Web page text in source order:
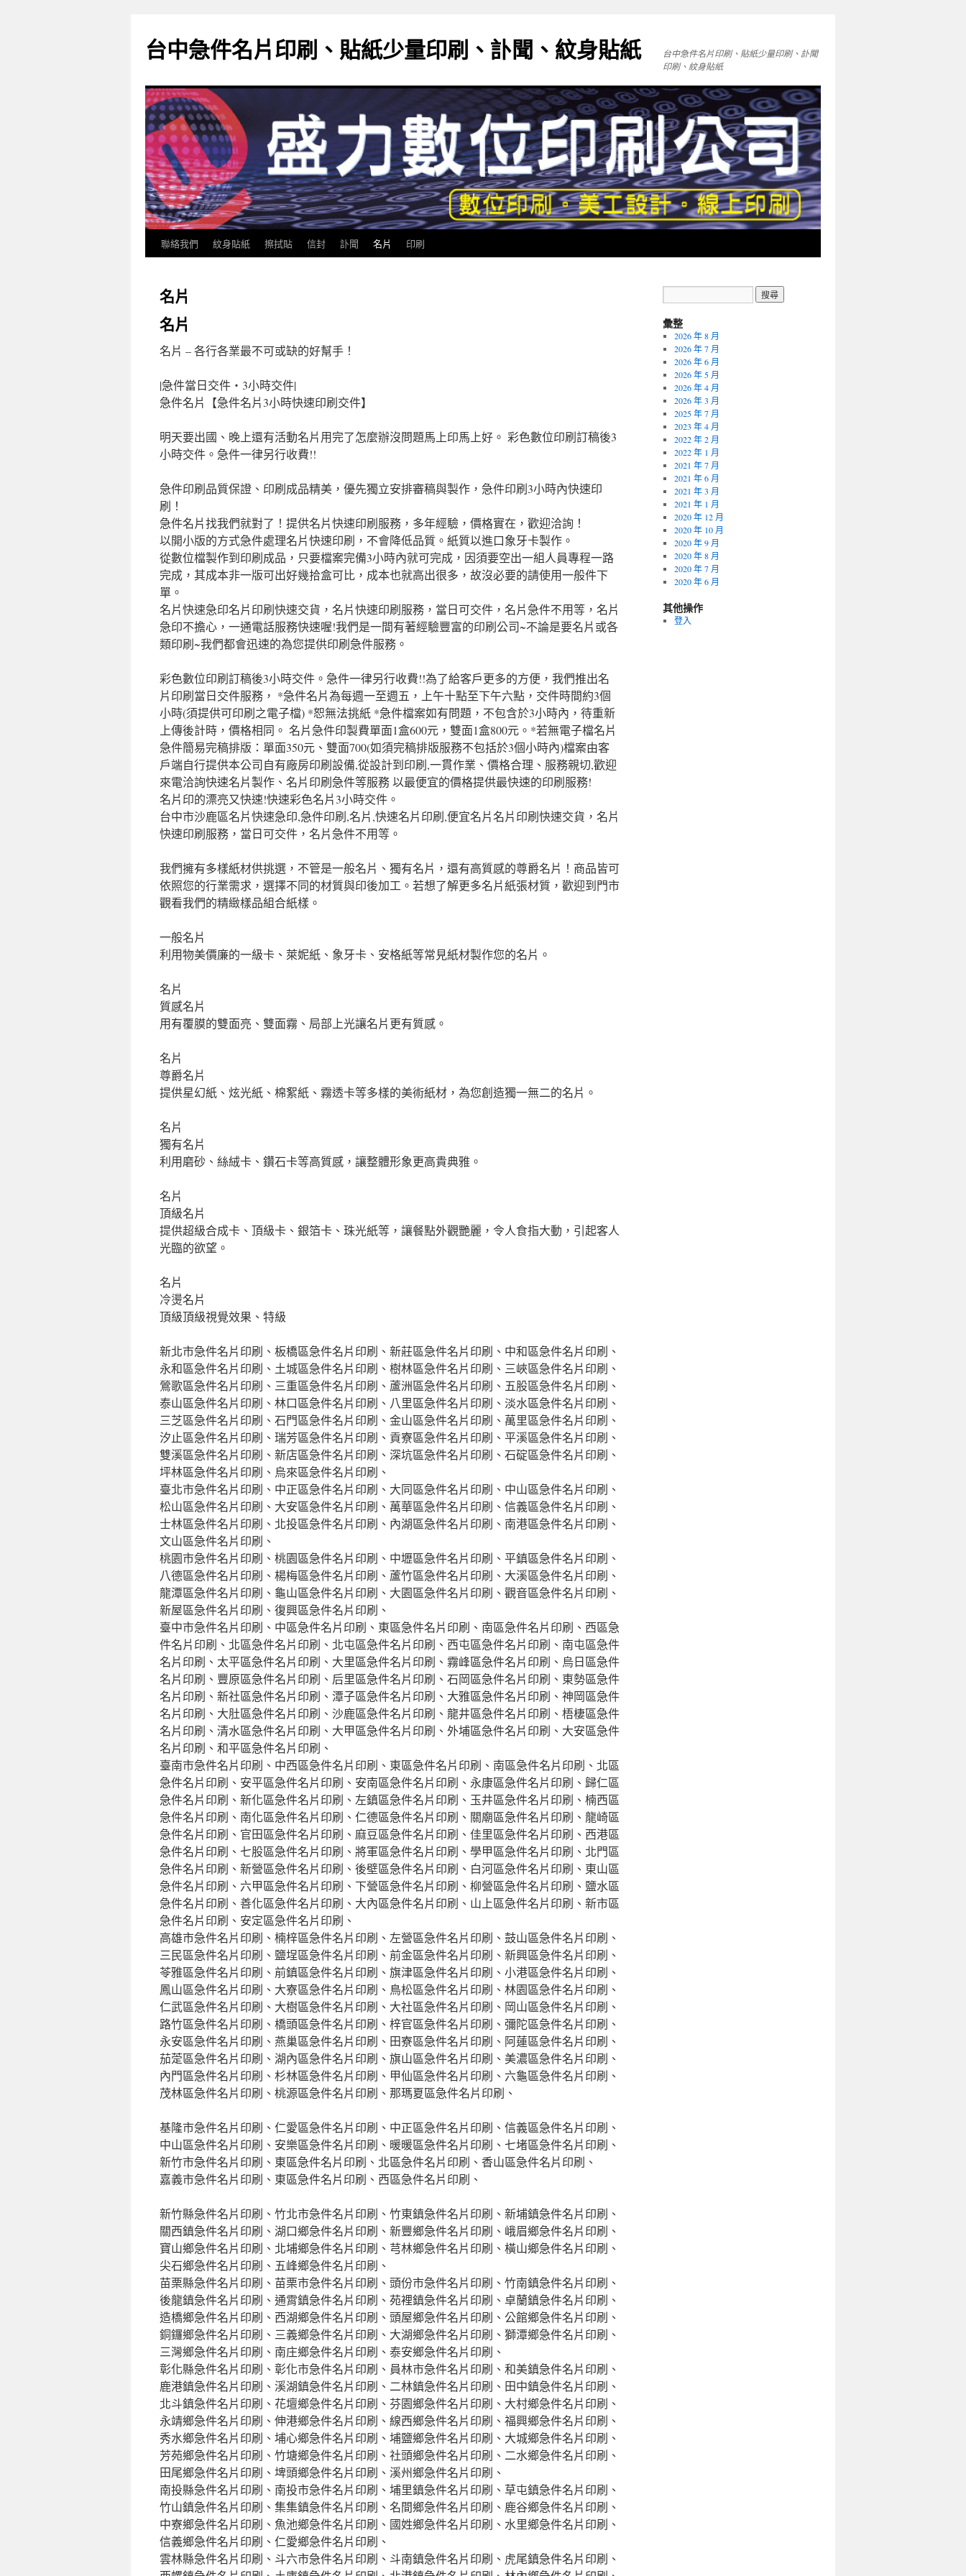
主
要
容
台中急件名片印刷、貼紙少量印刷、訃聞、紋身貼紙
台中急件名片印刷、貼紙少量印刷、訃聞
印刷、紋身貼紙
聯絡我們 紋身貼紙 擦拭貼 信封 訃聞 名片 印刷
名片
名片
名片 – 各行各業最不可或缺的好幫手！
|急件當日交件‧3小時交件|
急件名片【急件名片3小時快速印刷交件】
明天要出國、晚上還有活動名片用完了怎麼辦沒問題馬上印馬上好。 彩色數位印刷訂稿後3
小時交件。急件一律另行收費!!
急件印刷品質保證、印刷成品精美，優先獨立安排審稿與製作，急件印刷3小時內快速印
刷！
急件名片找我們就對了！提供名片快速印刷服務，多年經驗，價格實在，歡迎洽詢！
以開小版的方式急件處理名片快速印刷，不會降低品質。紙質以進口象牙卡製作。
從數位檔製作到印刷成品，只要檔案完備3小時內就可完成，因須要空出一組人員專程一路
完成，其成本非一版可出好幾拾盒可比，成本也就高出很多，故沒必要的請使用一般件下
單。
名片快速急印名片印刷快速交貨，名片快速印刷服務，當日可交件，名片急件不用等，名片
急印不擔心，一通電話服務快速喔!我們是一間有著經驗豐富的印刷公司~不論是要名片或各
類印刷~我們都會迅速的為您提供印刷急件服務。
彩色數位印刷訂稿後3小時交件。急件一律另行收費!!為了給客戶更多的方便，我們推出名
片印刷當日交件服務， *急件名片為每週一至週五，上午十點至下午六點，交件時間約3個
小時(須提供可印刷之電子檔) *恕無法挑紙 *急件檔案如有問題，不包含於3小時內，待重新
上傳後計時，價格相同。 名片急件印製費單面1盒600元，雙面1盒800元。*若無電子檔名片
急件簡易完稿排版：單面350元、雙面700(如須完稿排版服務不包括於3個小時內)檔案由客
戶端自行提供本公司自有廠房印刷設備,從設計到印刷,一貫作業、價格合理、服務親切,歡迎
來電洽詢快速名片製作、名片印刷急件等服務 以最便宜的價格提供最快速的印刷服務!
名片印的漂亮又快速!快速彩色名片3小時交件。
台中市沙鹿區名片快速急印,急件印刷,名片,快速名片印刷,便宜名片名片印刷快速交貨，名片
快速印刷服務，當日可交件，名片急件不用等。
我們擁有多樣紙材供挑選，不管是一般名片、獨有名片，還有高質感的尊爵名片！商品皆可
依照您的行業需求，選擇不同的材質與印後加工。若想了解更多名片紙張材質，歡迎到門市
觀看我們的精緻樣品組合紙樣。
一般名片
利用物美價廉的一級卡、萊妮紙、象牙卡、安格紙等常見紙材製作您的名片。
名片
質感名片
用有覆膜的雙面亮、雙面霧、局部上光讓名片更有質感。
名片
尊爵名片
提供星幻紙、炫光紙、棉絮紙、霧透卡等多樣的美術紙材，為您創造獨一無二的名片。
名片
獨有名片
利用磨砂、絲絨卡、鑽石卡等高質感，讓整體形象更高貴典雅。
名片
頂級名片
提供超級合成卡、頂級卡、銀箔卡、珠光紙等，讓餐點外觀艷麗，令人食指大動，引起客人
光臨的欲望。
名片
冷燙名片
頂級頂級視覺效果、特級
新北市急件名片印刷、板橋區急件名片印刷、新莊區急件名片印刷、中和區急件名片印刷、
永和區急件名片印刷、土城區急件名片印刷、樹林區急件名片印刷、三峽區急件名片印刷、
鶯歌區急件名片印刷、三重區急件名片印刷、蘆洲區急件名片印刷、五股區急件名片印刷、
泰山區急件名片印刷、林口區急件名片印刷、八里區急件名片印刷、淡水區急件名片印刷、
三芝區急件名片印刷、石門區急件名片印刷、金山區急件名片印刷、萬里區急件名片印刷、
汐止區急件名片印刷、瑞芳區急件名片印刷、貢寮區急件名片印刷、平溪區急件名片印刷、
雙溪區急件名片印刷、新店區急件名片印刷、深坑區急件名片印刷、石碇區急件名片印刷、
坪林區急件名片印刷、烏來區急件名片印刷、
臺北市急件名片印刷、中正區急件名片印刷、大同區急件名片印刷、中山區急件名片印刷、
松山區急件名片印刷、大安區急件名片印刷、萬華區急件名片印刷、信義區急件名片印刷、
士林區急件名片印刷、北投區急件名片印刷、內湖區急件名片印刷、南港區急件名片印刷、
文山區急件名片印刷、
桃園市急件名片印刷、桃園區急件名片印刷、中壢區急件名片印刷、平鎮區急件名片印刷、
八德區急件名片印刷、楊梅區急件名片印刷、蘆竹區急件名片印刷、大溪區急件名片印刷、
龍潭區急件名片印刷、龜山區急件名片印刷、大園區急件名片印刷、觀音區急件名片印刷、
新屋區急件名片印刷、復興區急件名片印刷、
臺中市急件名片印刷、中區急件名片印刷、東區急件名片印刷、南區急件名片印刷、西區急
件名片印刷、北區急件名片印刷、北屯區急件名片印刷、西屯區急件名片印刷、南屯區急件
名片印刷、太平區急件名片印刷、大里區急件名片印刷、霧峰區急件名片印刷、烏日區急件
名片印刷、豐原區急件名片印刷、后里區急件名片印刷、石岡區急件名片印刷、東勢區急件
名片印刷、新社區急件名片印刷、潭子區急件名片印刷、大雅區急件名片印刷、神岡區急件
名片印刷、大肚區急件名片印刷、沙鹿區急件名片印刷、龍井區急件名片印刷、梧棲區急件
名片印刷、清水區急件名片印刷、大甲區急件名片印刷、外埔區急件名片印刷、大安區急件
名片印刷、和平區急件名片印刷、
臺南市急件名片印刷、中西區急件名片印刷、東區急件名片印刷、南區急件名片印刷、北區
急件名片印刷、安平區急件名片印刷、安南區急件名片印刷、永康區急件名片印刷、歸仁區
急件名片印刷、新化區急件名片印刷、左鎮區急件名片印刷、玉井區急件名片印刷、楠西區
急件名片印刷、南化區急件名片印刷、仁德區急件名片印刷、關廟區急件名片印刷、龍崎區
急件名片印刷、官田區急件名片印刷、麻豆區急件名片印刷、佳里區急件名片印刷、西港區
急件名片印刷、七股區急件名片印刷、將軍區急件名片印刷、學甲區急件名片印刷、北門區
急件名片印刷、新營區急件名片印刷、後壁區急件名片印刷、白河區急件名片印刷、東山區
急件名片印刷、六甲區急件名片印刷、下營區急件名片印刷、柳營區急件名片印刷、鹽水區
急件名片印刷、善化區急件名片印刷、大內區急件名片印刷、山上區急件名片印刷、新市區
急件名片印刷、安定區急件名片印刷、
高雄市急件名片印刷、楠梓區急件名片印刷、左營區急件名片印刷、鼓山區急件名片印刷、
三民區急件名片印刷、鹽埕區急件名片印刷、前金區急件名片印刷、新興區急件名片印刷、
苓雅區急件名片印刷、前鎮區急件名片印刷、旗津區急件名片印刷、小港區急件名片印刷、
鳳山區急件名片印刷、大寮區急件名片印刷、鳥松區急件名片印刷、林園區急件名片印刷、
仁武區急件名片印刷、大樹區急件名片印刷、大社區急件名片印刷、岡山區急件名片印刷、
路竹區急件名片印刷、橋頭區急件名片印刷、梓官區急件名片印刷、彌陀區急件名片印刷、
永安區急件名片印刷、燕巢區急件名片印刷、田寮區急件名片印刷、阿蓮區急件名片印刷、
茄萣區急件名片印刷、湖內區急件名片印刷、旗山區急件名片印刷、美濃區急件名片印刷、
內門區急件名片印刷、杉林區急件名片印刷、甲仙區急件名片印刷、六龜區急件名片印刷、
茂林區急件名片印刷、桃源區急件名片印刷、那瑪夏區急件名片印刷、
基隆市急件名片印刷、仁愛區急件名片印刷、中正區急件名片印刷、信義區急件名片印刷、
中山區急件名片印刷、安樂區急件名片印刷、暖暖區急件名片印刷、七堵區急件名片印刷、
新竹市急件名片印刷、東區急件名片印刷、北區急件名片印刷、香山區急件名片印刷、
嘉義市急件名片印刷、東區急件名片印刷、西區急件名片印刷、
新竹縣急件名片印刷、竹北市急件名片印刷、竹東鎮急件名片印刷、新埔鎮急件名片印刷、
關西鎮急件名片印刷、湖口鄉急件名片印刷、新豐鄉急件名片印刷、峨眉鄉急件名片印刷、
寶山鄉急件名片印刷、北埔鄉急件名片印刷、芎林鄉急件名片印刷、橫山鄉急件名片印刷、
尖石鄉急件名片印刷、五峰鄉急件名片印刷、
苗栗縣急件名片印刷、苗栗市急件名片印刷、頭份市急件名片印刷、竹南鎮急件名片印刷、
後龍鎮急件名片印刷、通霄鎮急件名片印刷、苑裡鎮急件名片印刷、卓蘭鎮急件名片印刷、
造橋鄉急件名片印刷、西湖鄉急件名片印刷、頭屋鄉急件名片印刷、公館鄉急件名片印刷、
銅鑼鄉急件名片印刷、三義鄉急件名片印刷、大湖鄉急件名片印刷、獅潭鄉急件名片印刷、
三灣鄉急件名片印刷、南庄鄉急件名片印刷、泰安鄉急件名片印刷、
彰化縣急件名片印刷、彰化市急件名片印刷、員林市急件名片印刷、和美鎮急件名片印刷、
鹿港鎮急件名片印刷、溪湖鎮急件名片印刷、二林鎮急件名片印刷、田中鎮急件名片印刷、
北斗鎮急件名片印刷、花壇鄉急件名片印刷、芬園鄉急件名片印刷、大村鄉急件名片印刷、
永靖鄉急件名片印刷、伸港鄉急件名片印刷、線西鄉急件名片印刷、福興鄉急件名片印刷、
秀水鄉急件名片印刷、埔心鄉急件名片印刷、埔鹽鄉急件名片印刷、大城鄉急件名片印刷、
芳苑鄉急件名片印刷、竹塘鄉急件名片印刷、社頭鄉急件名片印刷、二水鄉急件名片印刷、
田尾鄉急件名片印刷、埤頭鄉急件名片印刷、溪州鄉急件名片印刷、
南投縣急件名片印刷、南投市急件名片印刷、埔里鎮急件名片印刷、草屯鎮急件名片印刷、
竹山鎮急件名片印刷、集集鎮急件名片印刷、名間鄉急件名片印刷、鹿谷鄉急件名片印刷、
中寮鄉急件名片印刷、魚池鄉急件名片印刷、國姓鄉急件名片印刷、水里鄉急件名片印刷、
信義鄉急件名片印刷、仁愛鄉急件名片印刷、
雲林縣急件名片印刷、斗六市急件名片印刷、斗南鎮急件名片印刷、虎尾鎮急件名片印刷、
彙整
2026 年 8 月
2026 年 7 月
2026 年 6 月
2026 年 5 月
2026 年 4 月
2026 年 3 月
2025 年 7 月
2023 年 4 月
2022 年 2 月
2022 年 1 月
2021 年 7 月
2021 年 6 月
2021 年 3 月
2021 年 1 月
2020 年 12 月
2020 年 10 月
2020 年 9 月
2020 年 8 月
2020 年 7 月
2020 年 6 月
其他操作
登入